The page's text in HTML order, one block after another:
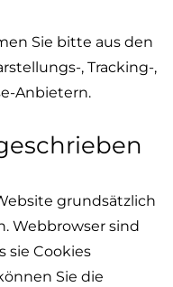
Sie bitte aus den
, Tracking-,
Anbietern.
grundsätzlich
Webbrowser sind
sie Cookies
Sie die